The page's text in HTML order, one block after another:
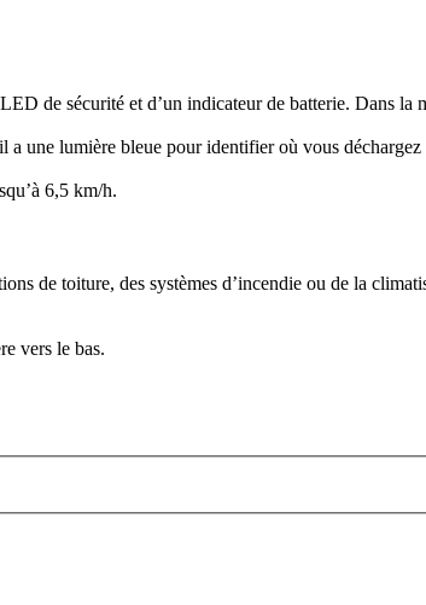
de sécurité et d’un indicateur de batterie. Dans
une lumière bleue pour identifier où vous déchargez
6,5 km/h.
de toiture, des systèmes d’incendie ou de la
vers le bas.